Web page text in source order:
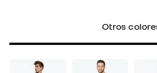
Otros